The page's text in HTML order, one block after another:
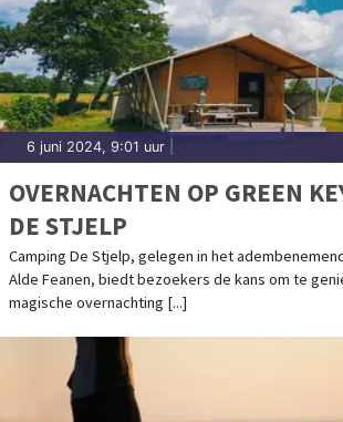
6 juni 2024, 9:01 uur
OVERNACHTEN OP GREEN
DE STJELP
Camping De Stjelp, gelegen in het
Alde Feanen, biedt bezoekers de kans om te
magische overnachting [...]